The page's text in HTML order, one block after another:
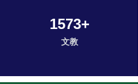
1573+
文教